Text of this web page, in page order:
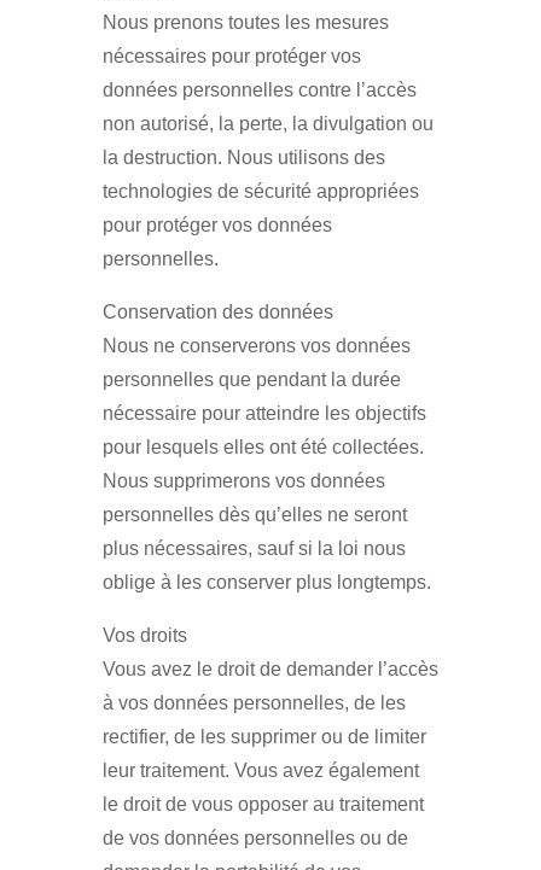
Nous prenons toutes les mesures
nécessaires pour protéger vos
données personnelles contre l’accès
non autorisé, la perte, la divulgation ou
la destruction. Nous utilisons des
technologies de sécurité appropriées
pour protéger vos données
personnelles.
Conservation des données
Nous ne conserverons vos données
personnelles que pendant la durée
nécessaire pour atteindre les objectifs
pour lesquels elles ont été collectées.
Nous supprimerons vos données
personnelles dès qu’elles ne seront
plus nécessaires, sauf si la loi nous
oblige à les conserver plus longtemps.
Vos droits
Vous avez le droit de demander l’accès
à vos données personnelles, de les
rectifier, de les supprimer ou de limiter
leur traitement. Vous avez également
le droit de vous opposer au traitement
de vos données personnelles ou de